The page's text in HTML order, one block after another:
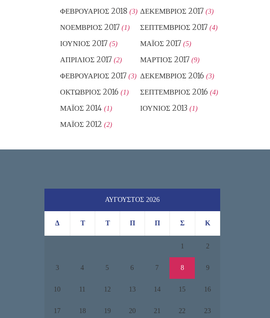
ΦΕΒΡΟΥΆΡΙΟΣ 2018 (3) ΔΕΚΈΜΒΡΙΟΣ 2017 (3)
ΝΟΈΜΒΡΙΟΣ 2017 (1) ΣΕΠΤΈΜΒΡΙΟΣ 2017 (4)
ΙΟΎΝΙΟΣ 2017 (5) ΜΆΙΟΣ 2017 (5)
ΑΠΡΊΛΙΟΣ 2017 (2) ΜΆΡΤΙΟΣ 2017 (9)
ΦΕΒΡΟΥΆΡΙΟΣ 2017 (3) ΔΕΚΈΜΒΡΙΟΣ 2016 (3)
ΟΚΤΏΒΡΙΟΣ 2016 (1) ΣΕΠΤΈΜΒΡΙΟΣ 2016 (4)
ΜΆΙΟΣ 2014 (1) ΙΟΎΝΙΟΣ 2013 (1)
ΜΆΙΟΣ 2012 (2)
ΑΎΓΟΥΣΤΟΣ 2026
Δ Τ Τ Π Π Σ Κ
1 2
3 4 5 6 7 8 9
10 11 12 13 14 15 16
17 18 19 20 21 22 23